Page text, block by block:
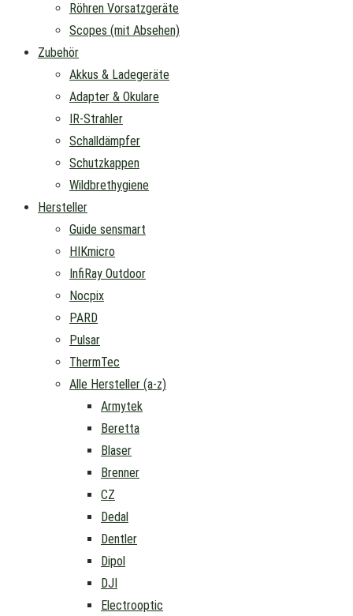
Röhren Vorsatzgeräte
Scopes (mit Absehen)
Zubehör
Akkus & Ladegeräte
Adapter & Okulare
IR-Strahler
Schalldämpfer
Schutzkappen
Wildbrethygiene
Hersteller
Guide sensmart
HIKmicro
InfiRay Outdoor
Nocpix
PARD
Pulsar
ThermTec
Alle Hersteller (a-z)
Armytek
Beretta
Blaser
Brenner
CZ
Dedal
Dentler
Dipol
DJI
Electrooptic